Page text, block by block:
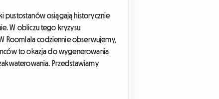
pustostanów osiągają historycznie
W obliczu tego kryzysu
Roomlala codziennie obserwujemy,
to okazja do wygenerowania
Przedstawiamy